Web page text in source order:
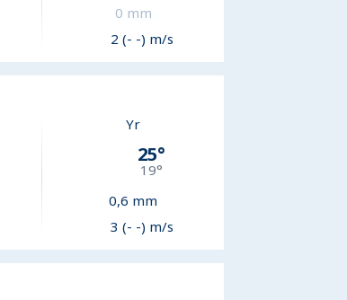
0 mm
2 (- -) m/s
Yr
25°
19°
0,6 mm
3 (- -) m/s